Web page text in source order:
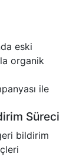
eski
organik
ile
Süreci
bildirim